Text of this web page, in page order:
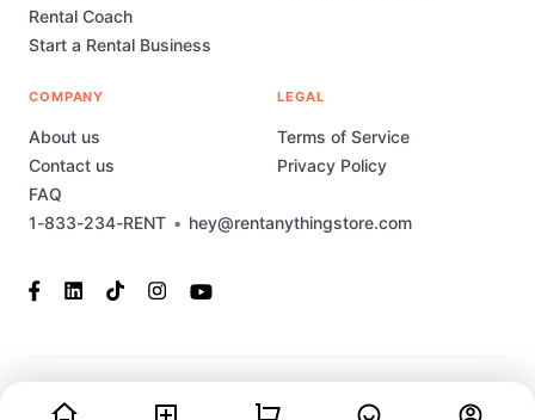
1-833-234-RENT • hey@rentanythingstore.com
Rental Coach
Start a Rental Business
COMPANY
About us
Contact us
FAQ
LEGAL
Terms of Service
Privacy Policy